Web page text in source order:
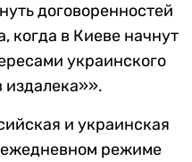
договоренностей
когда в Киеве начнут
украинского
издалека»».
и украинская
ежедневном режиме